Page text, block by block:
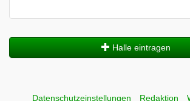
Halle eintragen
Datenschutzeinstellungen Redaktion